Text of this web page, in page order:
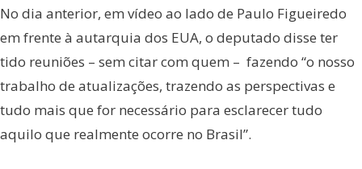
No dia anterior, em vídeo ao lado de Paulo Figueiredo
em frente à autarquia dos EUA, o deputado disse ter
tido reuniões – sem citar com quem – fazendo “o nosso
trabalho de atualizações, trazendo as perspectivas e
tudo mais que for necessário para esclarecer tudo
aquilo que realmente ocorre no Brasil”.